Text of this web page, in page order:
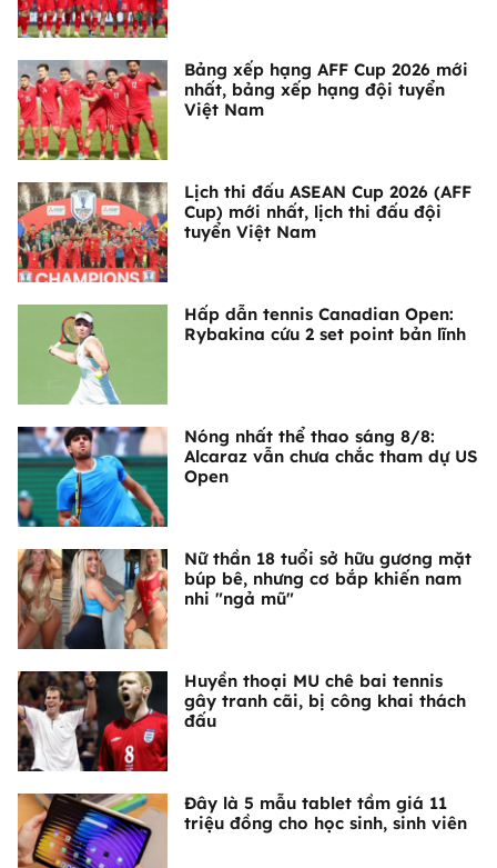
Bảng xếp hạng AFF Cup 2026 mới
nhất, bảng xếp hạng đội tuyển
Việt Nam
Lịch thi đấu ASEAN Cup 2026 (AFF
Cup) mới nhất, lịch thi đấu đội
tuyển Việt Nam
Hấp dẫn tennis Canadian Open:
Rybakina cứu 2 set point bản lĩnh
Nóng nhất thể thao sáng 8/8:
Alcaraz vẫn chưa chắc tham dự US
Open
Nữ thần 18 tuổi sở hữu gương mặt
búp bê, nhưng cơ bắp khiến nam
nhi "ngả mũ"
Huyền thoại MU chê bai tennis
gây tranh cãi, bị công khai thách
đấu
Đây là 5 mẫu tablet tầm giá 11
triệu đồng cho học sinh, sinh viên